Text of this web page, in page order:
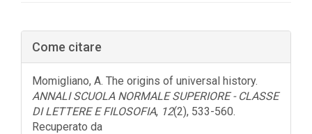
Barra
laterale
dell'articolo
Come citare
Momigliano, A. The origins of universal history.
ANNALI SCUOLA NORMALE SUPERIORE - CLASSE
DI LETTERE E FILOSOFIA, 12(2), 533-560.
Recuperato da